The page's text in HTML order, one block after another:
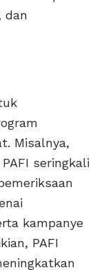
dan
Misalnya,
seringkali
kampanye
PAFI